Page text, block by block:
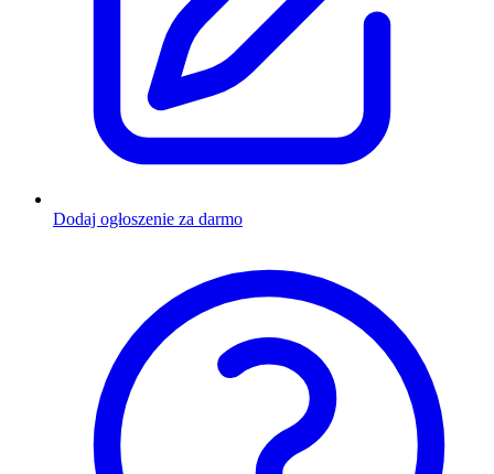
Dodaj ogłoszenie za darmo